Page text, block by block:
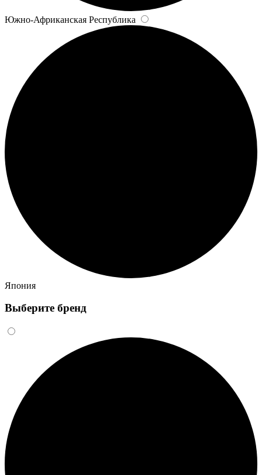
Южно-Африканская Республика
Япония
Выберите бренд